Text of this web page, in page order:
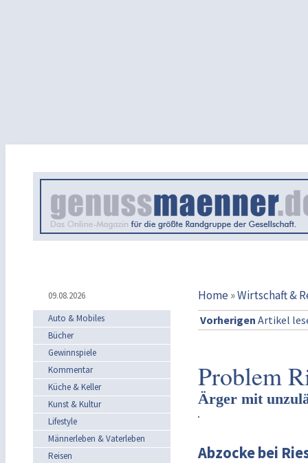
09.08.2026 Home»Wirtschaft &
Auto & Mobiles
Bücher
Gewinnspiele
Kommentar
Küche & Keller
Kunst & Kultur
Lifestyle
Männerleben & Vaterleben
Reisen
Vorherigen Artikel
Problem
Ärger mit
Abzocke bei